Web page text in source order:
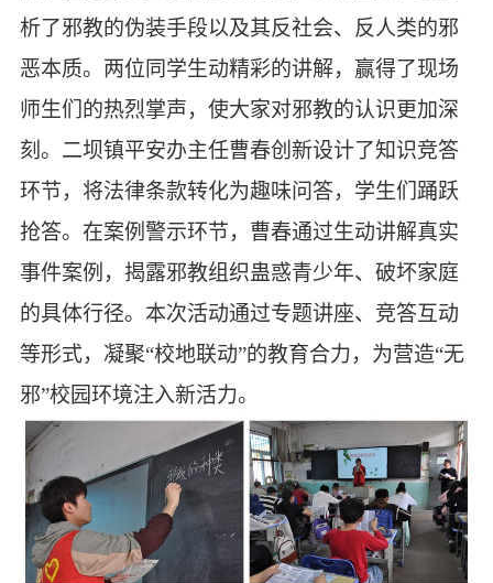
析了邪教的伪装手段以及其反社会、反人类的邪
恶本质。两位同学生动精彩的讲解，赢得了现场
师生们的热烈掌声，使大家对邪教的认识更加深
刻。二坝镇平安办主任曹春创新设计了知识竞答
环节，将法律条款转化为趣味问答，学生们踊跃
抢答。在案例警示环节，曹春通过生动讲解真实
事件案例，揭露邪教组织蛊惑青少年、破坏家庭
的具体行径。本次活动通过专题讲座、竞答互动
等形式，凝聚“校地联动”的教育合力，为营造“无
邪”校园环境注入新活力。